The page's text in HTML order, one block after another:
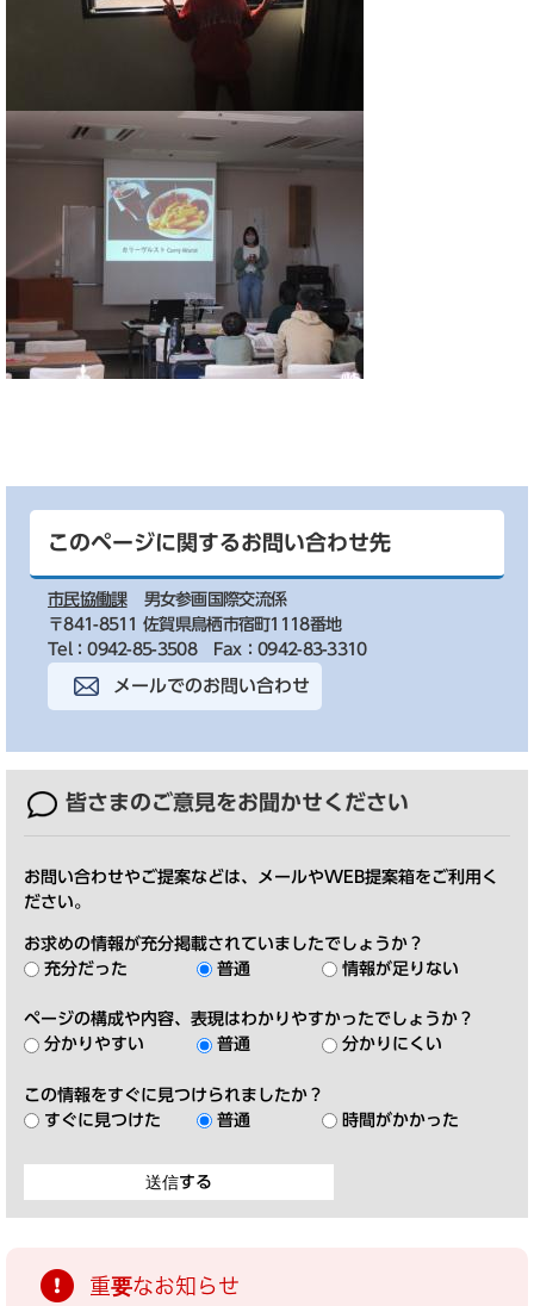
このページに関するお問い合わせ先
市民協働課
男女参画国際交流係
〒841-8511 佐賀県鳥栖市宿町1118番地
Tel：0942-85-3508
Fax：0942-83-3310
メールでのお問い合わせ
皆さまのご意見をお聞かせください
お問い合わせやご提案などは、メールやWEB提案箱をご利用く
ださい。
お求めの情報が充分掲載されていましたでしょうか？
充分だった
普通 情報が足りない
ページの構成や内容、表現はわかりやすかったでしょうか？
分かりやすい
普通 分かりにくい
この情報をすぐに見つけられましたか？
すぐに見つけた
普通 時間がかかった
重要なお知らせ